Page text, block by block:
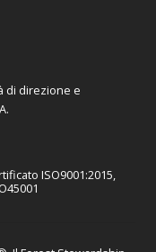
di direzione e
ISO9001:2015,